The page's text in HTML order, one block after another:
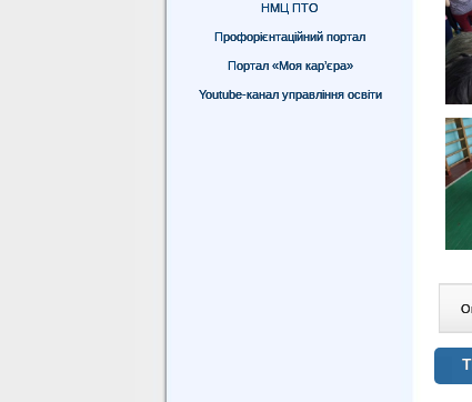
НМЦ ПТО
Профорієнтаційний портал
Портал «Моя кар’єра»
Youtube-канал управління освіти